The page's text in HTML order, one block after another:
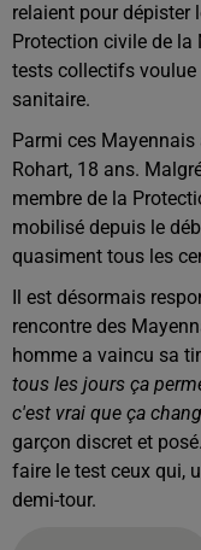
relaient pour dépister
Protection civile de
tests collectifs voulue
sanitaire.
Parmi ces Mayennais
Rohart, 18 ans.
membre de la
mobilisé depuis le
quasiment tous les
Il est désormais
rencontre des
homme a vaincu sa
tous les jours ça
c'est vrai que ça
garçon discret et
faire le test ceux qui,
demi-tour.